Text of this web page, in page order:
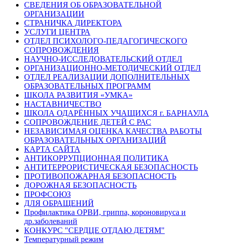
СВЕДЕНИЯ ОБ ОБРАЗОВАТЕЛЬНОЙ
ОРГАНИЗАЦИИ
СТРАНИЧКА ДИРЕКТОРА
УСЛУГИ ЦЕНТРА
ОТДЕЛ ПСИХОЛОГО-ПЕДАГОГИЧЕСКОГО
СОПРОВОЖДЕНИЯ
НАУЧНО-ИССЛЕДОВАТЕЛЬСКИЙ ОТДЕЛ
ОРГАНИЗАЦИОННО-МЕТОДИЧЕСКИЙ ОТДЕЛ
ОТДЕЛ РЕАЛИЗАЦИИ ДОПОЛНИТЕЛЬНЫХ
ОБРАЗОВАТЕЛЬНЫХ ПРОГРАММ
ШКОЛА РАЗВИТИЯ «УМКА»
НАСТАВНИЧЕСТВО
ШКОЛА ОДАРЁННЫХ УЧАЩИХСЯ г. БАРНАУЛА
СОПРОВОЖДЕНИЕ ДЕТЕЙ С РАС
НЕЗАВИСИМАЯ ОЦЕНКА КАЧЕСТВА РАБОТЫ
ОБРАЗОВАТЕЛЬНЫХ ОРГАНИЗАЦИЙ
КАРТА САЙТА
АНТИКОРРУПЦИОННАЯ ПОЛИТИКА
АНТИТЕРРОРИСТИЧЕСКАЯ БЕЗОПАСНОСТЬ
ПРОТИВОПОЖАРНАЯ БЕЗОПАСНОСТЬ
ДОРОЖНАЯ БЕЗОПАСНОСТЬ
ПРОФСОЮЗ
ДЛЯ ОБРАЩЕНИЙ
Профилактика ОРВИ, гриппа, короновируса и
др.заболеваний
КОНКУРС "СЕРДЦЕ ОТДАЮ ДЕТЯМ"
Температурный режим